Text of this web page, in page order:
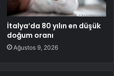
İtalya’da 80 yılın en düşük
doğum oranı
Ağustos 9, 2026